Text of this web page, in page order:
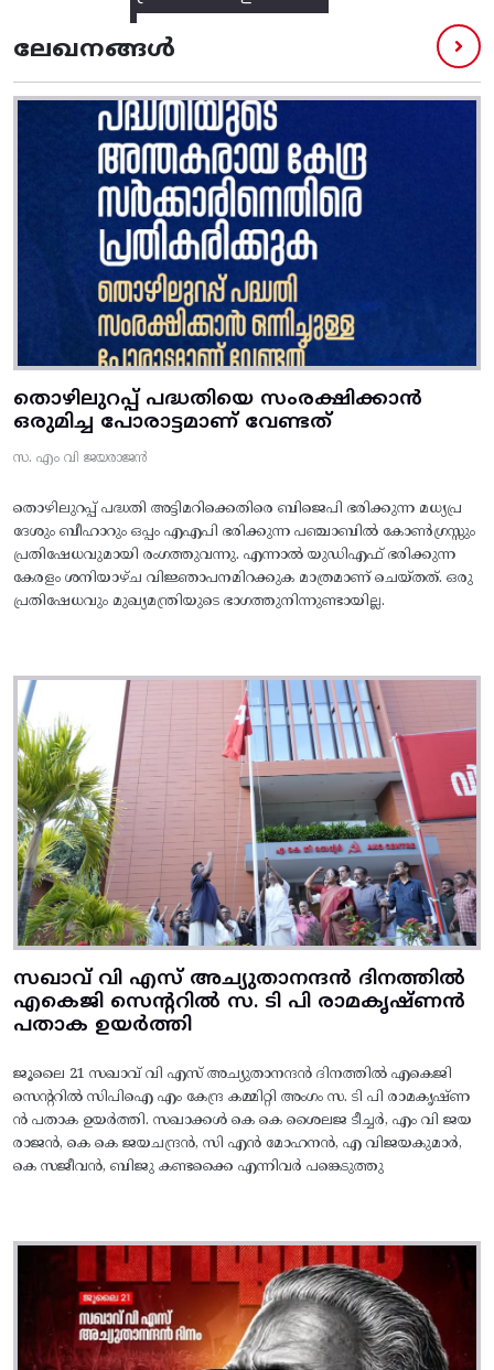
ലേഖനങ്ങൾ
തൊഴിലുറപ്പ് പദ്ധതിയെ സംരക്ഷിക്കാൻ
ഒരുമിച്ച പോരാട്ടമാണ് വേണ്ടത്
സ. എം വി ജയരാജൻ
തൊഴിലുറപ്പ് പദ്ധതി അട്ടിമറിക്കെതിരെ ബിജെപി ഭരിക്കുന്ന മധ്യപ്ര
ദേശും ബീഹാറും ഒപ്പം എഎപി ഭരിക്കുന്ന പഞ്ചാബിൽ കോൺഗ്രസ്സും
പ്രതിഷേധവുമായി രംഗത്തുവന്നു. എന്നാൽ യുഡിഎഫ് ഭരിക്കുന്ന
കേരളം ശനിയാഴ്ച വിജ്ഞാപനമിറക്കുക മാത്രമാണ് ചെയ്തത്. ഒരു
പ്രതിഷേധവും മുഖ്യമന്ത്രിയുടെ ഭാഗത്തുനിന്നുണ്ടായില്ല.
സഖാവ് വി എസ് അച്യുതാനന്ദൻ ദിനത്തിൽ
എകെജി സെന്ററിൽ സ. ടി പി രാമകൃഷ്‌ണൻ
പതാക ഉയർത്തി
ജൂലൈ 21 സഖാവ് വി എസ് അച്യുതാനന്ദൻ ദിനത്തിൽ എകെജി
സെന്ററിൽ സിപിഐ എം കേന്ദ്ര കമ്മിറ്റി അംഗം സ. ടി പി രാമകൃഷ്‌ണ
ൻ പതാക ഉയർത്തി. സഖാക്കൾ കെ കെ ശൈലജ ടീച്ചർ, എം വി ജയ
രാജൻ, കെ കെ ജയചന്ദ്രൻ, സി എൻ മോഹനൻ, എ വിജയകുമാർ,
കെ സജീവൻ, ബിജു കണ്ടക്കൈ എന്നിവർ പങ്കെടുത്തു